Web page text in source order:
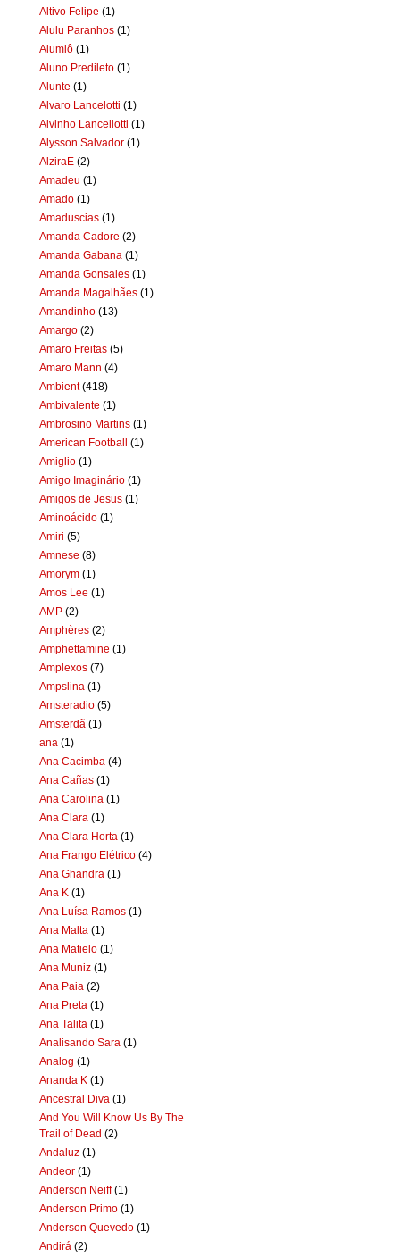
Altivo Felipe (1)
Alulu Paranhos (1)
Alumiô (1)
Aluno Predileto (1)
Alunte (1)
Alvaro Lancelotti (1)
Alvinho Lancellotti (1)
Alysson Salvador (1)
AlziraE (2)
Amadeu (1)
Amado (1)
Amaduscias (1)
Amanda Cadore (2)
Amanda Gabana (1)
Amanda Gonsales (1)
Amanda Magalhães (1)
Amandinho (13)
Amargo (2)
Amaro Freitas (5)
Amaro Mann (4)
Ambient (418)
Ambivalente (1)
Ambrosino Martins (1)
American Football (1)
Amiglio (1)
Amigo Imaginário (1)
Amigos de Jesus (1)
Aminoácido (1)
Amiri (5)
Amnese (8)
Amorym (1)
Amos Lee (1)
AMP (2)
Amphères (2)
Amphettamine (1)
Amplexos (7)
Ampslina (1)
Amsteradio (5)
Amsterdã (1)
ana (1)
Ana Cacimba (4)
Ana Cañas (1)
Ana Carolina (1)
Ana Clara (1)
Ana Clara Horta (1)
Ana Frango Elétrico (4)
Ana Ghandra (1)
Ana K (1)
Ana Luísa Ramos (1)
Ana Malta (1)
Ana Matielo (1)
Ana Muniz (1)
Ana Paia (2)
Ana Preta (1)
Ana Talita (1)
Analisando Sara (1)
Analog (1)
Ananda K (1)
Ancestral Diva (1)
And You Will Know Us By The
Trail of Dead (2)
Andaluz (1)
Andeor (1)
Anderson Neiff (1)
Anderson Primo (1)
Anderson Quevedo (1)
Andirá (2)